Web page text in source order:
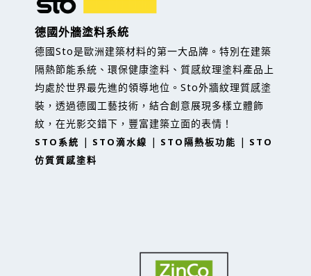
德國外牆塗料系統
德國Sto是歐洲建築材料的第一大品牌。特別在建築
隔熱節能系統、環保健康塗料、質感紋理塗料產品上
均處於世界最先進的領導地位。Sto外牆紋理質感塗
裝，透過德國工藝技術，結合創意展現多樣立體飾
紋，在光影交錯下，豐富建築立面的表情！
STO系統 | STO滴水線 | STO隔熱板功能 | STO
仿質質感塗料